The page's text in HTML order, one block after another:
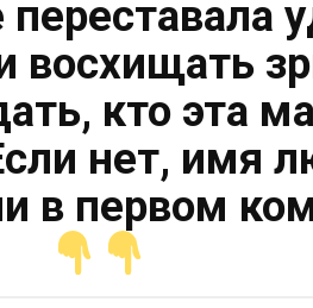
переставала
восхищать
кто эта
нет, имя
в первом